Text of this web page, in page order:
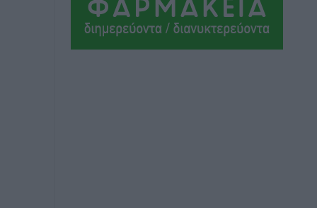
Ακαθάριστα οικόπεδα: Τι γίνεται όταν
ο ιδιοκτήτης δεν τα καθαρίσει – Πώς